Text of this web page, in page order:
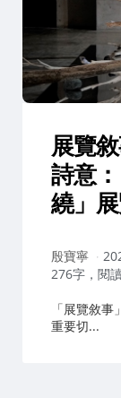
展覽
詩意
繞」
作
者：
殷寶寧
276字，閱
「展覽敘
重要切...